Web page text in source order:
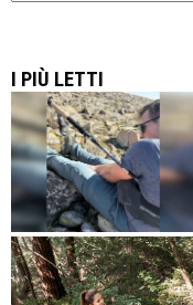
I PIÙ LETTI